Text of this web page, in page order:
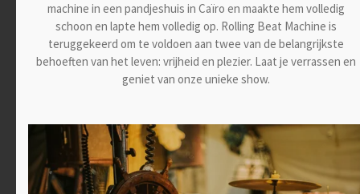
machine in een pandjeshuis in Caïro en maakte hem volledig
schoon en lapte hem volledig op. Rolling Beat Machine is
teruggekeerd om te voldoen aan twee van de belangrijkste
behoeften van het leven: vrijheid en plezier. Laat je verrassen en
geniet van onze unieke show.